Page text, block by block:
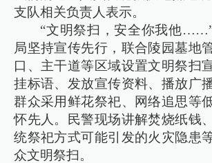
支队相关负责人表示。
“文明祭扫，安全你我他
局坚持宣传先行，联合陵园墓地
口、主干道等区域设置文明祭扫
挂标语、发放宣传资料、播放广
群众采用鲜花祭祀、网络追思等
怀先人。民警现场讲解焚烧纸钱
统祭祀方式可能引发的火灾隐患
众文明祭扫。